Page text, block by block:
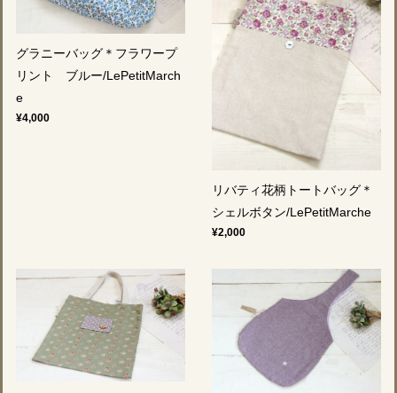
グラニーバッグ＊フラワープ
リント ブルー/LePetitMarch
e
¥4,000
リバティ花柄トートバッグ＊
シェルボタン/LePetitMarche
¥2,000